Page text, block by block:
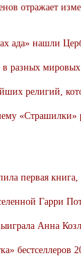
отражает
ада» нашли
разных мировых
религий,
«Страшилки»
первая
Гарри
Анна
бестселлеров